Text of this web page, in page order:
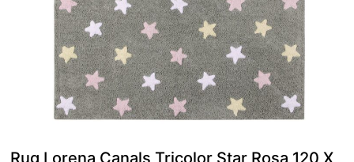
Rug Lorena Canals Tricolor Star Rosa 120 X